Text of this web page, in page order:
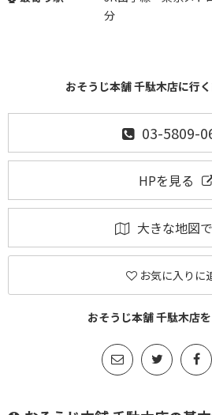
分
おそうじ本舗 千駄木店に行
03-5809-
HPを見る
大きな地図
お気に入りに
おそうじ本舗 千駄木店